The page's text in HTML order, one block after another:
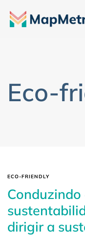
Eco-
ECO-FRIENDLY
dirigir a